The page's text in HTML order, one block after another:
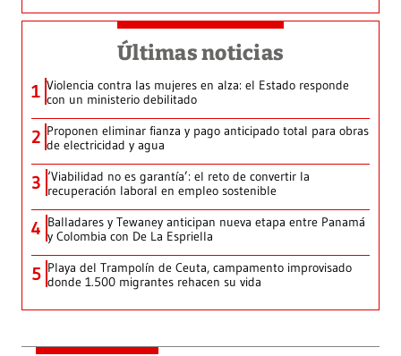
Últimas noticias
1 Violencia contra las mujeres en alza: el Estado responde
con un ministerio debilitado
2 Proponen eliminar fianza y pago anticipado total para obras
de electricidad y agua
3 ‘Viabilidad no es garantía’: el reto de convertir la
recuperación laboral en empleo sostenible
4 Balladares y Tewaney anticipan nueva etapa entre Panamá
y Colombia con De La Espriella
5 Playa del Trampolín de Ceuta, campamento improvisado
donde 1.500 migrantes rehacen su vida